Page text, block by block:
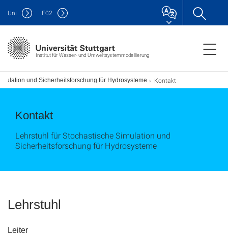
Institut für Wasser- und Umweltsystemmodellierung
Uni F02
und Sicherheitsforschung für Hydrosysteme Kontakt
Kontakt
Lehrstuhl für Stochastische Simulation und
Sicherheitsforschung für Hydrosysteme
Lehrstuhl
Leiter